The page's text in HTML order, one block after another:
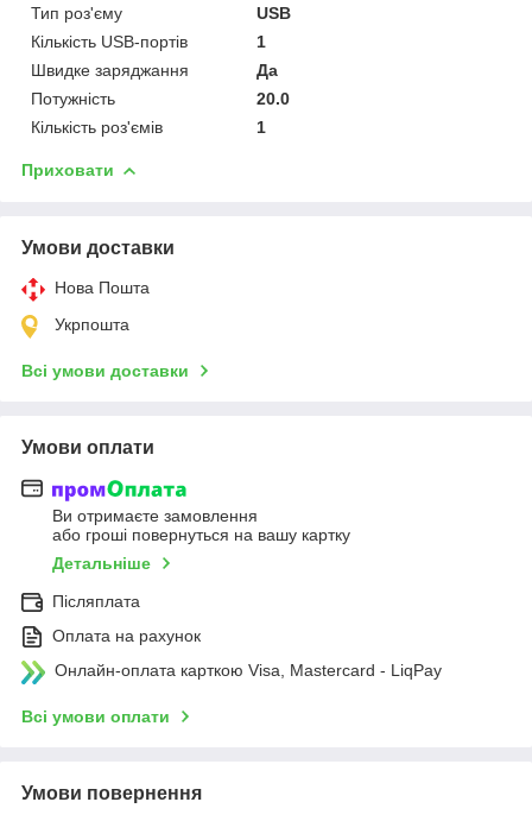
Тип роз'єму
USB
Кількість USB-портів
1
Швидке заряджання
Да
Потужність
20.0
Кількість роз'ємів
1
Приховати
Умови доставки
Нова Пошта
Укрпошта
Всі умови доставки
Умови оплати
Ви отримаєте замовлення
або гроші повернуться на вашу картку
Детальніше
Післяплата
Оплата на рахунок
Онлайн-оплата карткою Visa, Mastercard - LiqPay
Всі умови оплати
Умови повернення